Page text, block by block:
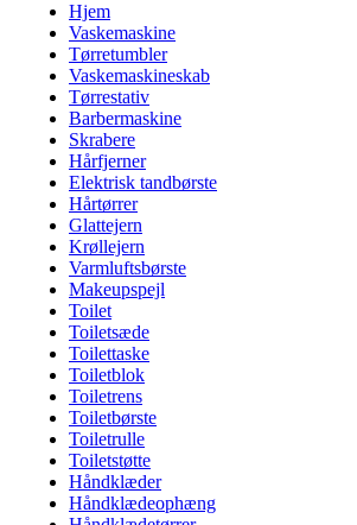
Hjem
Vaskemaskine
Tørretumbler
Vaskemaskineskab
Tørrestativ
Barbermaskine
Skrabere
Hårfjerner
Elektrisk tandbørste
Hårtørrer
Glattejern
Krøllejern
Varmluftsbørste
Makeupspejl
Toilet
Toiletsæde
Toilettaske
Toiletblok
Toiletrens
Toiletbørste
Toiletrulle
Toiletstøtte
Håndklæder
Håndklædeophæng